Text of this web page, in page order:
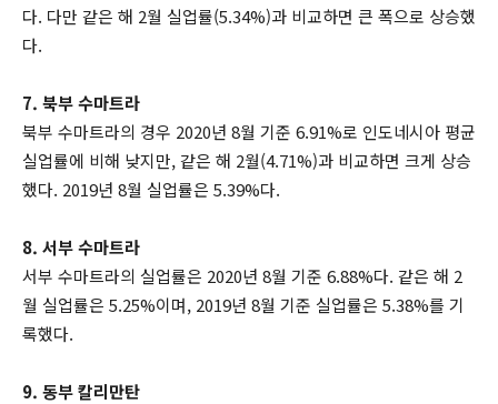
다. 다만 같은 해 2월 실업률(5.34%)과 비교하면 큰 폭으로 상승했
다.
7. 북부 수마트라
북부 수마트라의 경우 2020년 8월 기준 6.91%로 인도네시아 평균
실업률에 비해 낮지만, 같은 해 2월(4.71%)과 비교하면 크게 상승
했다. 2019년 8월 실업률은 5.39%다.
8. 서부 수마트라
서부 수마트라의 실업률은 2020년 8월 기준 6.88%다. 같은 해 2
월 실업률은 5.25%이며, 2019년 8월 기준 실업률은 5.38%를 기
록했다.
9. 동부 칼리만탄